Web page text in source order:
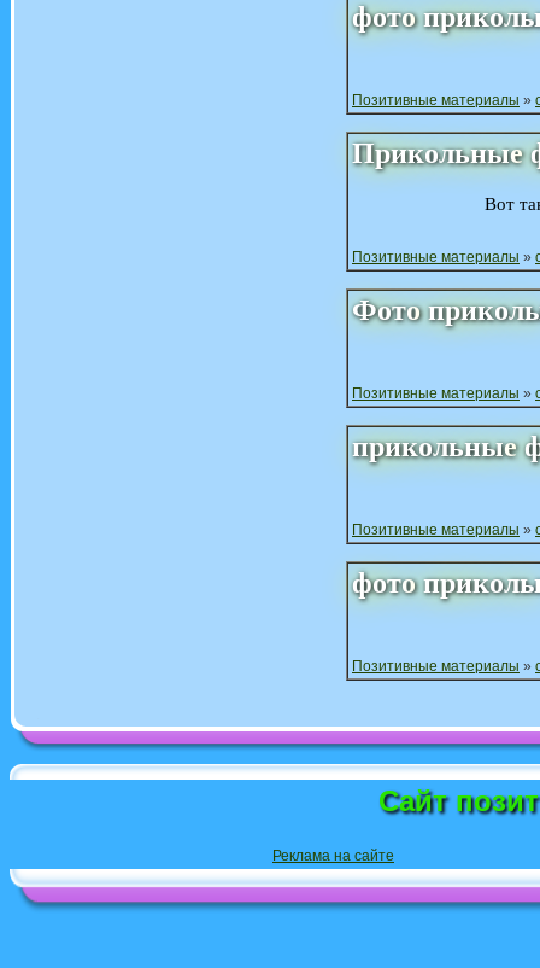
фото
Позитивные материалы »
Прикольные
Вот
Позитивные материалы »
Фото
Позитивные материалы »
прикольные
Позитивные материалы »
фото
Позитивные материалы »
Сайт
Реклама на сайте